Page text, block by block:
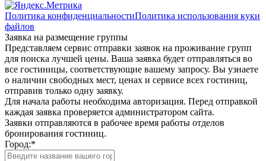
Политика конфиденциальностиПолитика использования куки
файлов
Заявка на размещение группы
Представляем сервис отправки заявок на проживание групп
для поиска лучшей цены. Ваша заявка будет отправляться во
все гостиницы, соответствующие вашему запросу. Вы узнаете
о наличии свободных мест, ценах и сервисе всех гостиниц,
отправив только одну заявку.
Для начала работы необходима авторизация. Перед отправкой
каждая заявка проверяется администратором сайта.
Заявки отправляются в рабочее время работы отделов
бронирования гостиниц.
Город:*